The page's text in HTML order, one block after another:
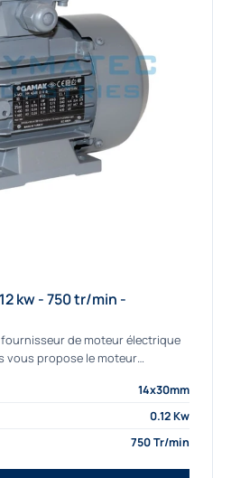
kw - 750 tr/min -
de moteur électrique
vous propose le moteur
14x30mm
0.12 Kw
750 Tr/min